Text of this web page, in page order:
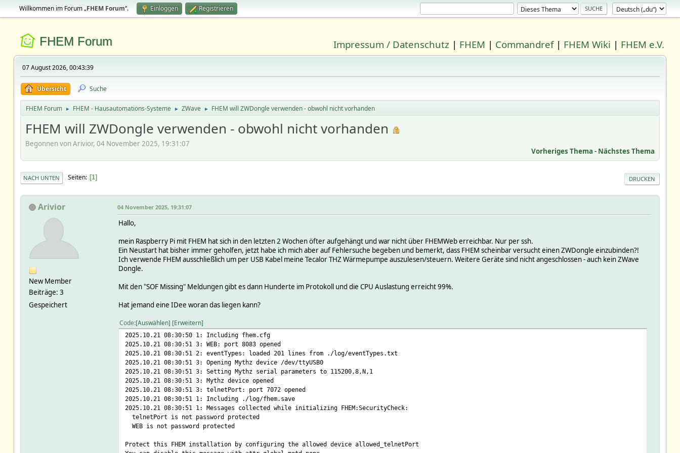
Willkommen im Forum „FHEM Forum“. Einloggen Registrieren
FHEM Forum Impressum / Datenschutz | FHEM | Commandref| FHEM Wiki | FHEM e.V.
07 August 2026, 00:43:39
Übersicht Suche
FHEM Forum ► FHEM - Hausautomations-Systeme ► ZWave ► FHEM will ZWDongle verwenden - obwohl nicht vorhanden
FHEM will ZWDongle verwenden - obwohl nicht vorhanden
Begonnen von Arivior, 04 November 2025, 19:31:07
Vorheriges Thema - Nächstes Thema
DRUCKEN
NACH UNTEN Seiten 1
Arivior
New Member
Beiträge: 3
Gespeichert
04 November 2025, 19:31:07
Hallo,
mein Raspberry Pi mit FHEM hat sich in den letzten 2 Wochen öfter aufgehängt und war nicht über FHEMWeb erreichbar. Nur per ssh.
Ein Neustart hat bisher immer geholfen, jetzt habe ich mich aber auf Fehlersuche begeben und bemerkt, dass FHEM scheinbar versucht einen ZWDongle einzubinden?!
Ich verwende FHEM ausschließlich um per USB Kabel meine Tecalor THZ Wärmepumpe auszulesen/steuern. Weitere Geräte sind nicht angeschlossen - auch kein ZWave
Dongle.
Mit den "SOF Missing" Meldungen gibt es dann Hunderte im Protokoll und die CPU Auslastung erreicht 99%.
Hat jemand eine IDee woran das liegen kann?
Code Auswählen Erweitern
2025.10.21 08:30:50 1: Including fhem.cfg
2025.10.21 08:30:51 3: WEB: port 8083 opened
2025.10.21 08:30:51 2: eventTypes: loaded 201 lines from ./log/eventTypes.txt
2025.10.21 08:30:51 3: Opening Mythz device /dev/ttyUSB0
2025.10.21 08:30:51 3: Setting Mythz serial parameters to 115200,8,N,1
2025.10.21 08:30:51 3: Mythz device opened
2025.10.21 08:30:51 3: telnetPort: port 7072 opened
2025.10.21 08:30:51 1: Including ./log/fhem.save
2025.10.21 08:30:51 1: Messages collected while initializing FHEM:SecurityCheck:
telnetPort is not password protected
WEB is not password protected
Protect this FHEM installation by configuring the allowed device allowed_telnetPort